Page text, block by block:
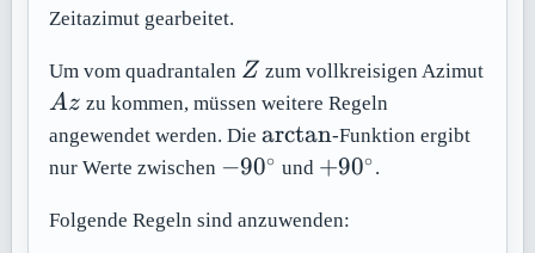
Zeitazimut gearbeitet.
Um vom quadrantalen Z
Z zum vollkreisigen Azimut
Az
Az zu kommen, müssen weitere Regeln
angewendet werden. Die\arctan
arctan-Funktion ergibt
nur Werte zwischen -90^\circ
−90∘ und +90^\circ
+90∘.
Folgende Regeln sind anzuwenden: